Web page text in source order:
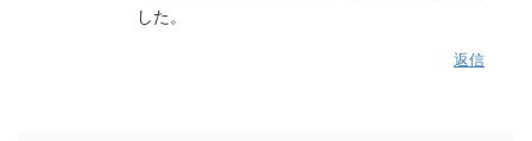
した。
返信